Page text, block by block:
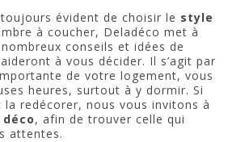
toujours évident de choisir le style
à coucher, Deladéco met à
conseils et idées de
à vous décider. Il s’agit par
de votre logement, vous
heures, surtout à y dormir. Si
la redécorer, nous vous invitons à
, afin de trouver celle qui
attentes.